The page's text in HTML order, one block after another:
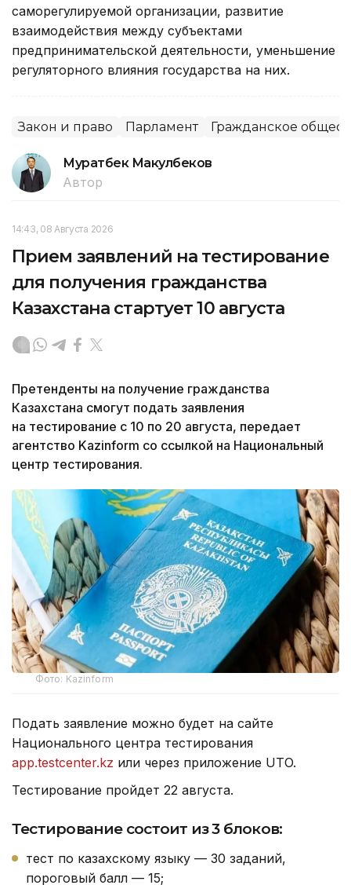
саморегулируемой организации, развитие
взаимодействия между субъектами
предпринимательской деятельности, уменьшение
регуляторного влияния государства на них.
Закон и право Парламент Гражданское
Муратбек Макулбеков
Автор
14:43, 08 Августа 2026
Прием заявлений на тестирование
для получения гражданства
Казахстана стартует 10 августа
Претенденты на получение гражданства
Казахстана смогут подать заявления
на тестирование с 10 по 20 августа, передает
агентство Kazinform со ссылкой на Национальный
центр тестирования.
Фото: Kazinform
Подать заявление можно будет на сайте
Национального центра тестирования
app.testcenter.kz или через приложение UTO.
Тестирование пройдет 22 августа.
Тестирование состоит из 3 блоков:
тест по казахскому языку — 30 заданий,
пороговый балл — 15;